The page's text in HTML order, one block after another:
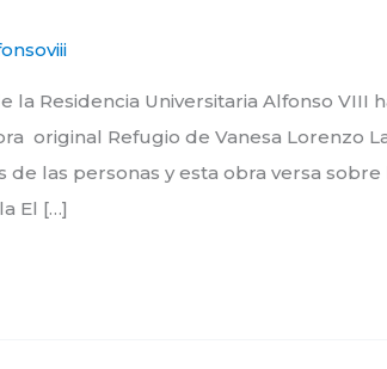
la Residencia Universitaria Alfonso VIII
original Refugio de Vanesa Lorenzo
de las personas y esta obra versa sobre
El […]